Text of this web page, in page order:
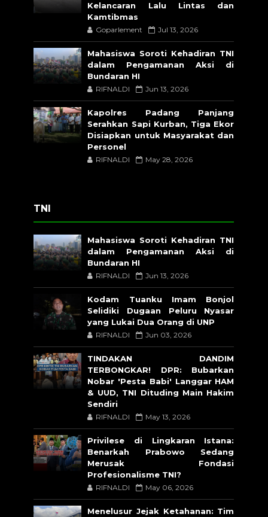
Kelancaran Lalu Lintas dan
Kamtibmas
Goparlement Jul 13, 2026
Mahasiswa Soroti Kehadiran TNI
dalam Pengamanan Aksi di
Bundaran HI
RIFNALDI Jun 13, 2026
Kapolres Padang Panjang
Serahkan Sapi Kurban, Tiga Ekor
Disiapkan untuk Masyarakat dan
Personel
RIFNALDI May 28, 2026
TNI
Mahasiswa Soroti Kehadiran TNI
dalam Pengamanan Aksi di
Bundaran HI
RIFNALDI Jun 13, 2026
Kodam Tuanku Imam Bonjol
Selidiki Dugaan Peluru Nyasar
yang Lukai Dua Orang di UNP
RIFNALDI Jun 03, 2026
TINDAKAN DANDIM
TERBONGKAR! DPR: Bubarkan
Nobar 'Pesta Babi' Langgar HAM
& UUD, TNI Dituding Main Hakim
Sendiri
RIFNALDI May 13, 2026
Privilese di Lingkaran Istana:
Benarkah Prabowo Sedang
Merusak Fondasi
Profesionalisme TNI?
RIFNALDI May 06, 2026
Menelusur Jejak Ketahanan: Tim